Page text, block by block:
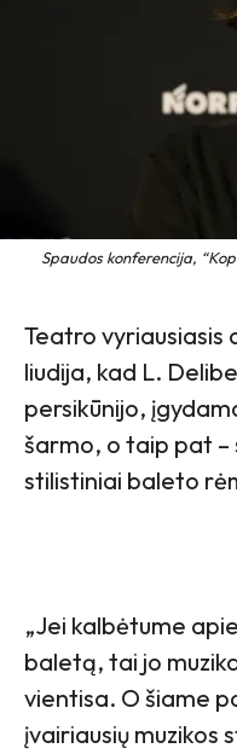
Spaudos konferencija,
Teatro vyriausiasis
liudija, kad L.
persikūnijo,
šarmo, o taip pat –
stilistiniai baleto
„Jei kalbėtume
baletą, tai jo
vientisa. O šiame
įvairiausių muzikos